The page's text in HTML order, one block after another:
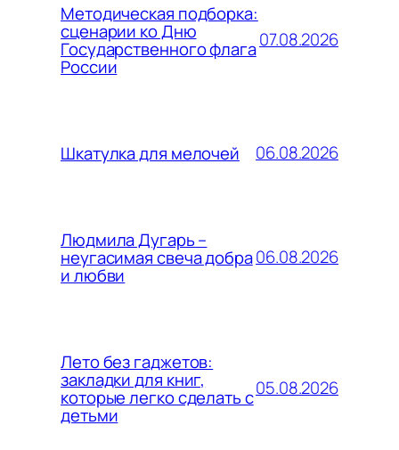
Методическая подборка:
сценарии ко Дню
Государственного флага
России
07.08.2026
Шкатулка для мелочей 06.08.2026
Людмила Дугарь –
неугасимая свеча добра
и любви
06.08.2026
Лето без гаджетов:
закладки для книг,
которые легко сделать с
детьми
05.08.2026